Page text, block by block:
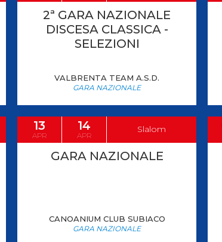
2ª GARA NAZIONALE
DISCESA CLASSICA -
SELEZIONI
VALBRENTA TEAM A.S.D.
GARA NAZIONALE
13
APR
14
APR
Slalom
GARA NAZIONALE
CANOANIUM CLUB SUBIACO
GARA NAZIONALE